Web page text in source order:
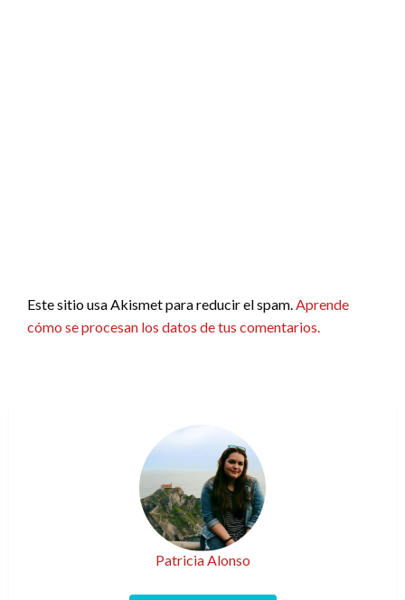
Este sitio usa Akismet para reducir el spam. Aprende
cómo se procesan los datos de tus comentarios.
Patricia Alonso